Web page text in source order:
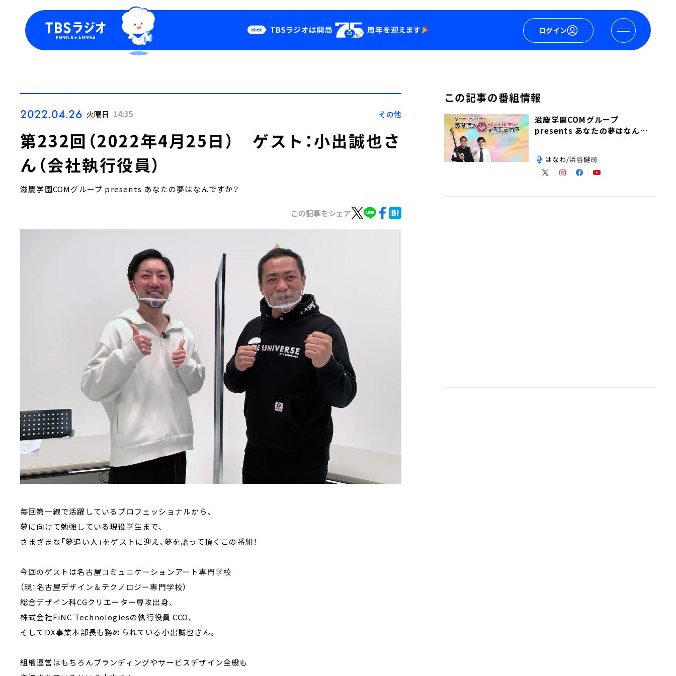
ログイン
Podcast
YouTube
2022.04.26 火曜日 14:35 その他
第232回（2022年4月25日） ゲスト：小出誠也さ
ん（会社執行役員）
滋慶学園COMグループ presents あなたの夢はなんですか？
この記事をシェア
毎回第一線で活躍しているプロフェッショナルから、
夢に向けて勉強している現役学生まで、
さまざまな「夢追い人」をゲストに迎え、夢を語って頂くこの番組！
今回のゲストは名古屋コミュニケーションアート専門学校
（現：名古屋デザイン＆テクノロジー専門学校）
総合デザイン科CGクリエーター専攻出身、
株式会社FiNC Technologiesの執行役員 CCO、
そしてDX事業本部長も務められている小出誠也さん。
組織運営はもちろんブランディングやサービスデザイン全般も
この記事の番組情報
滋慶学園COMグループ
presents あなたの夢はなんで
はなわ/浜谷健司